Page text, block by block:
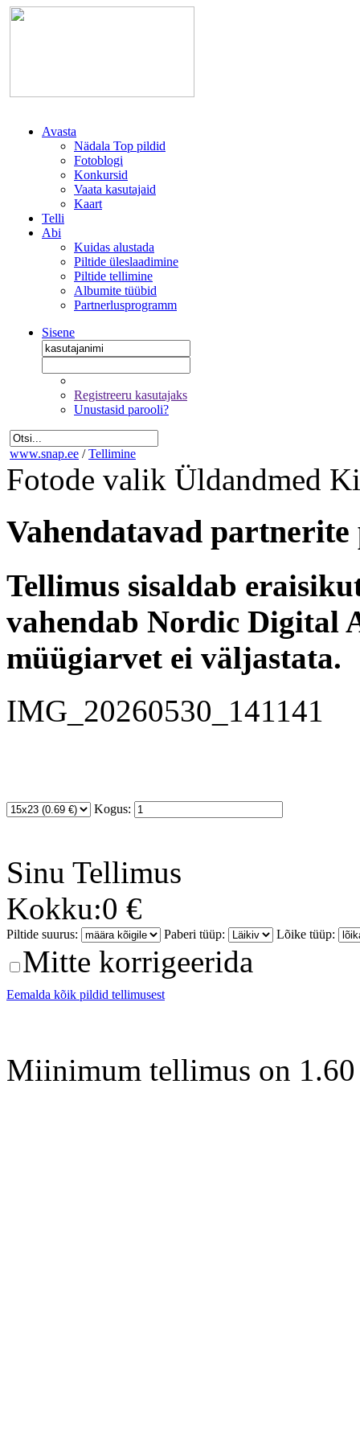
Avasta
Nädala Top pildid
Fotoblogi
Konkursid
Vaata kasutajaid
Kaart
Telli
Abi
Kuidas alustada
Piltide üleslaadimine
Piltide tellimine
Albumite tüübid
Partnerlusprogramm
Sisene
Registreeru kasutajaks
Unustasid parooli?
www.snap.ee / Tellimine
Fotode valik Üldandmed
Vahendatavad
Tellimus sisaldab
vahendab Nordic Digital
müügiarvet ei väljastata.
IMG_20260530_141141
Kogus:
Sinu Tellimus
Kokku:0 €
Piltide suurus: Paberi tüüp: Lõike tüüp:
Mitte korrigeerida
Eemalda kõik pildid tellimusest
Miinimum tellimus on